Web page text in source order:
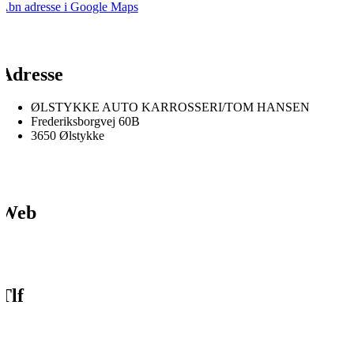
adresse i Google Maps
ØLSTYKKE AUTO KARROSSERI/TOM HANSEN
Frederiksborgvej 60B
3650 Ølstykke